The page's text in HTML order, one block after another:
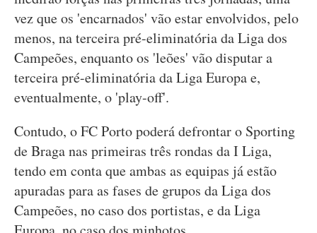
vez que os 'encarnados' vão estar envolvidos, pelo
menos, na terceira pré-eliminatória da Liga dos
Campeões, enquanto os 'leões' vão disputar a
terceira pré-eliminatória da Liga Europa e,
eventualmente, o 'play-off'.
Contudo, o FC Porto poderá defrontar o Sporting
de Braga nas primeiras três rondas da I Liga,
tendo em conta que ambas as equipas já estão
apuradas para as fases de grupos da Liga dos
Campeões, no caso dos portistas, e da Liga